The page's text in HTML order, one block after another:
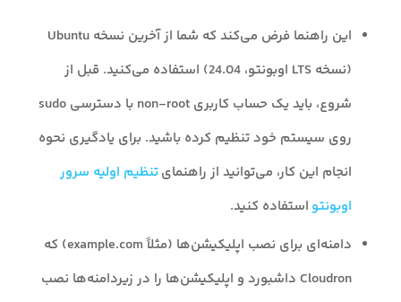
این راهنما فرض می‌کند که شما از آخرین نسخه Ubuntu
(نسخه LTS اوبونتو، 24.04) استفاده می‌کنید. قبل از
شروع، باید یک حساب کاربری non-root با دسترسی sudo
روی سیستم خود تنظیم کرده باشید. برای یادگیری نحوه
انجام این کار، می‌توانید از راهنمایتنظیم اولیه سرور
اوبونتو استفاده کنید.
دامنه‌ای برای نصب اپلیکیشن‌ها (مثلاً example.com) که
Cloudron داشبورد و اپلیکیشن‌ها را در زیردامنه‌ها نصب